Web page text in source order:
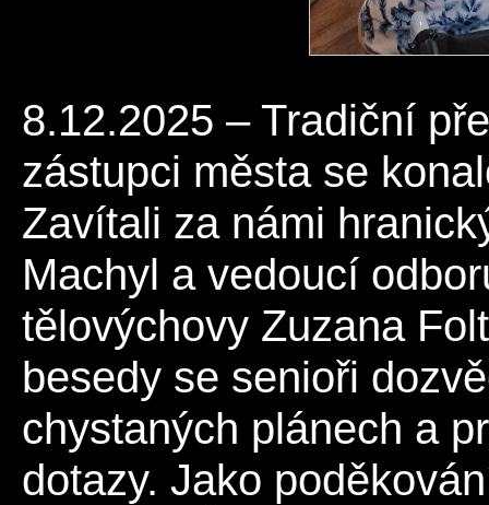
8.12.2025 – Tradiční
zástupci města se
Zavítali za námi
Machyl a vedoucí
tělovýchovy Zuzana
besedy se senioři
chystaných plánech a
dotazy. Jako